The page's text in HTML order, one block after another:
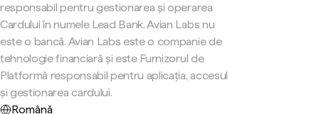
responsabil pentru gestionarea și operarea
Cardului în numele Lead Bank. Avian Labs nu
este o bancă. Avian Labs este o companie de
tehnologie financiară și este Furnizorul de
Platformă responsabil pentru aplicația, accesul
și gestionarea cardului.
Română